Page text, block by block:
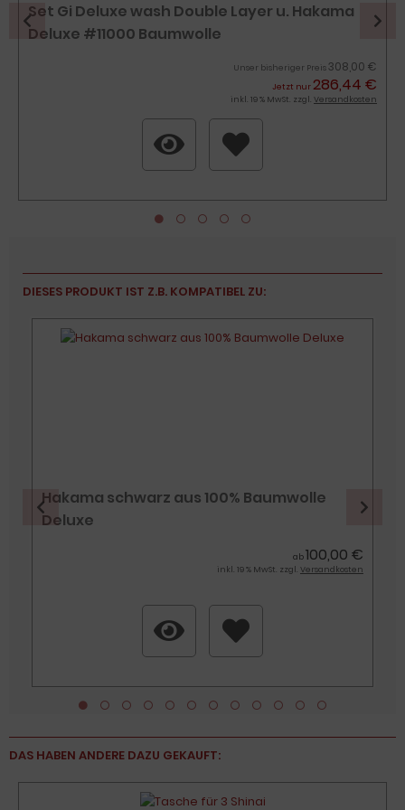
Set Gi Deluxe wash Double Layer u. Hakama
Deluxe #11000 Baumwolle
Unser bisheriger Preis 308,00 €
Jetzt nur286,44 €
inkl. 19 % MwSt. zzgl. Versandkosten
DIESES PRODUKT IST Z.B. KOMPATIBEL ZU:
Hakama schwarz aus 100% Baumwolle
Deluxe
ab100,00 €
inkl. 19 % MwSt. zzgl. Versandkosten
DAS HABEN ANDERE DAZU GEKAUFT: